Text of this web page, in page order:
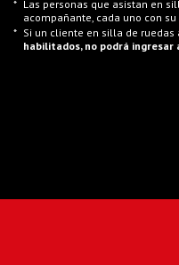
* Las personas que asistan en
acompañante, cada uno con
* Si un cliente en silla de ruedas
habilitados, no podrá ingresar